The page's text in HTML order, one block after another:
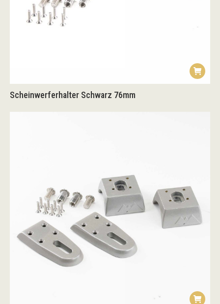
Scheinwerferhalter Schwarz 76mm